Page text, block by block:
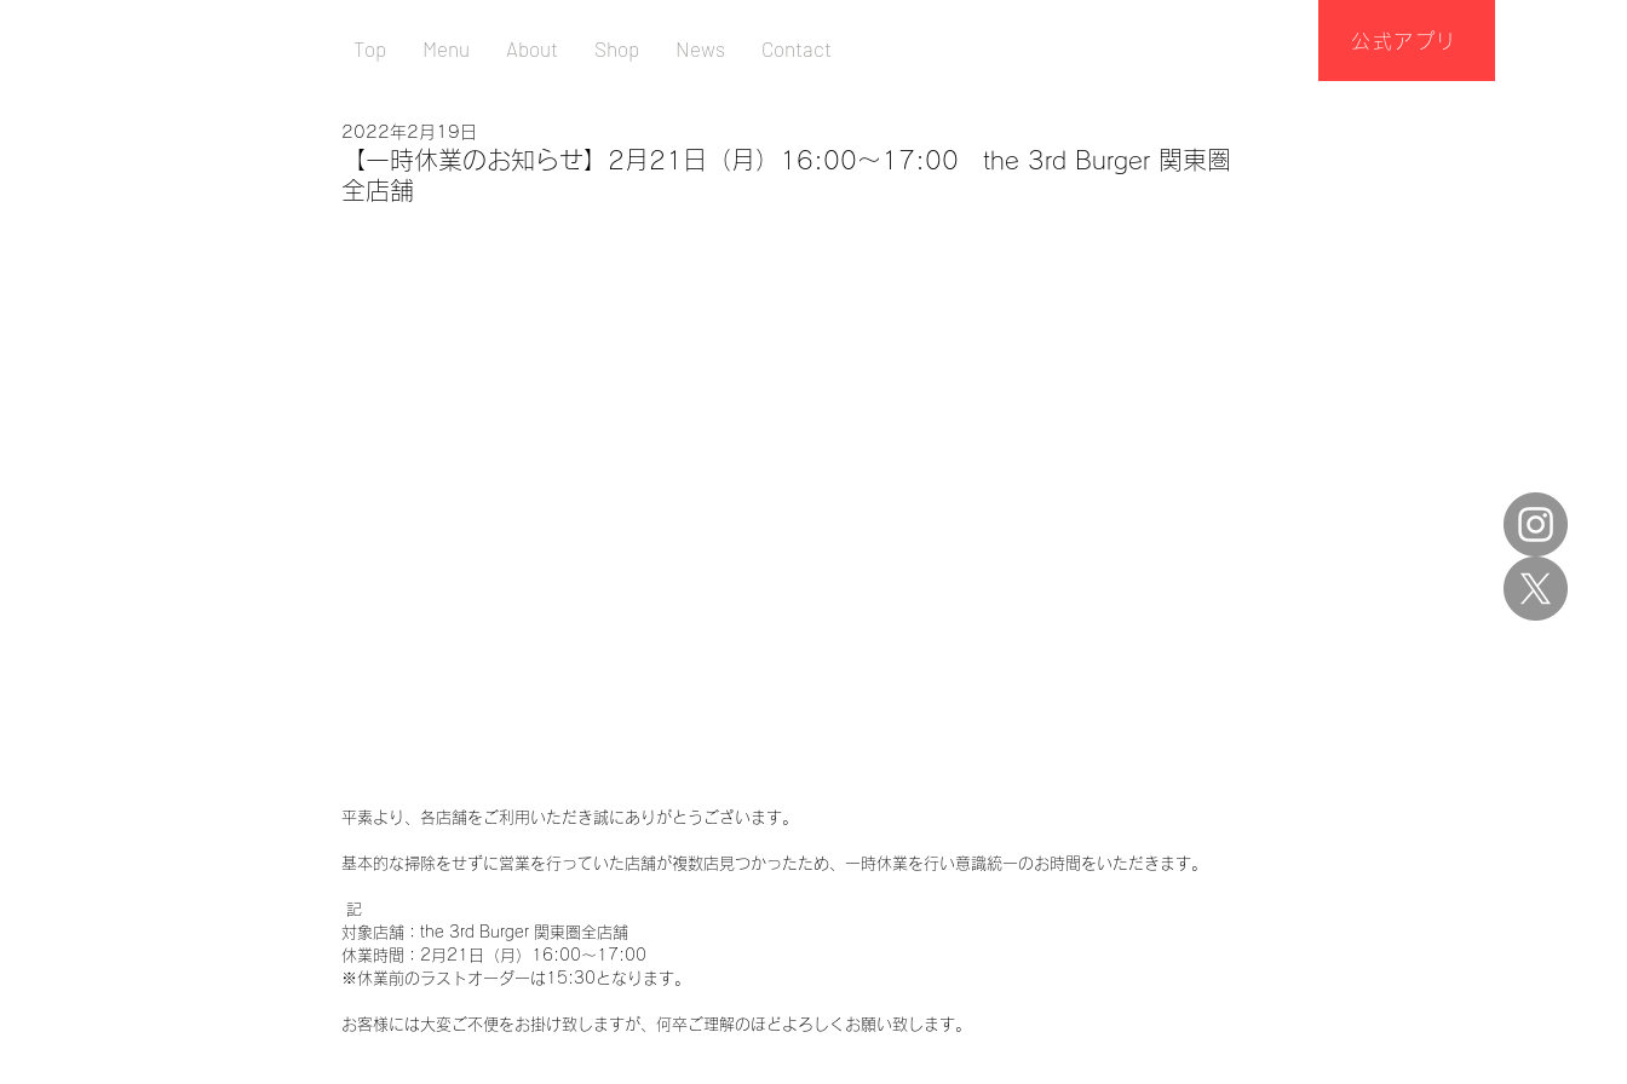
Top Menu About Shop News Contact 公式アプリ
【一時休業のお知らせ】2月21日（月）16:00～17:00 the 3rd Burger 関東圏
全店舗
2022年2月19日
平素より、各店舗をご利用いただき誠にありがとうございます。
基本的な掃除をせずに営業を行っていた店舗が複数店見つかったため、一時休業を行い意識統一のお時間をいただきます。
記
対象店舗：the 3rd Burger 関東圏全店舗
休業時間：2月21日（月）16:00～17:00
※休業前のラストオーダーは15:30となります。
お客様には大変ご不便をお掛け致しますが、何卒ご理解のほどよろしくお願い致します。